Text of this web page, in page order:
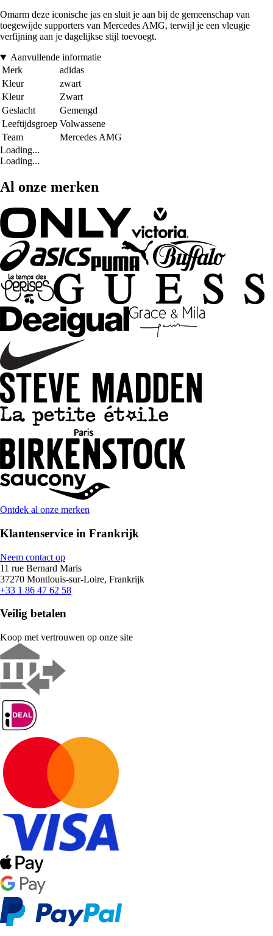
Omarm deze iconische jas en sluit je aan bij de gemeenschap van
toegewijde supporters van Mercedes AMG, terwijl je een vleugje
verfijning aan je dagelijkse stijl toevoegt.
Aanvullende informatie
Merk
adidas
Kleur
zwart
Kleur
Zwart
Geslacht
Gemengd
Leeftijdsgroep Volwassene
Team
Mercedes AMG
Loading...
Loading...
Al onze merken
Ontdek al onze merken
Klantenservice in Frankrijk
Neem contact op
11 rue Bernard Maris
37270 Montlouis-sur-Loire, Frankrijk
+33 1 86 47 62 58
Veilig betalen
Koop met vertrouwen op onze site